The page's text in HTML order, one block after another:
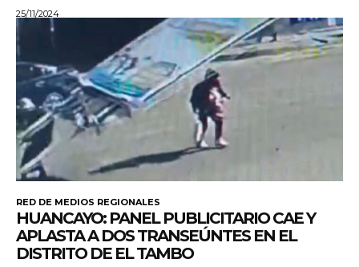
25/11/2024
RED DE MEDIOS REGIONALES
HUANCAYO: PANEL PUBLICITARIO CAE Y
APLASTA A DOS TRANSEÚNTES EN EL
DISTRITO DE EL TAMBO